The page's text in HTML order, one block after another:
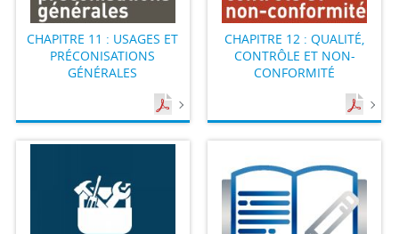
CHAPITRE 11 : USAGES ET
PRÉCONISATIONS
GÉNÉRALES
CHAPITRE 12 : QUALITÉ,
CONTRÔLE ET NON-
CONFORMITÉ